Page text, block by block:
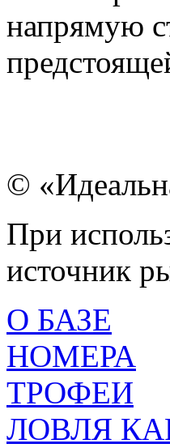
напрямую
©
При
источник
О БАЗЕ
НОМЕРА
ТРОФЕИ
ЛОВЛЯ